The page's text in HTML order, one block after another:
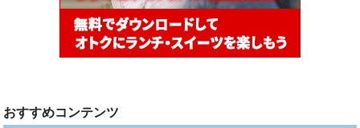
おすすめコンテンツ